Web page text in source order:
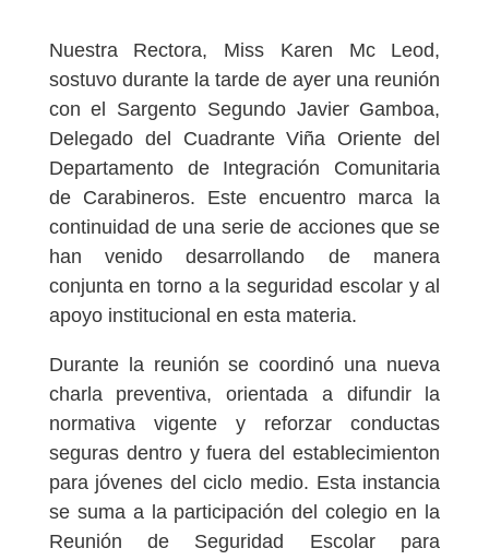
Nuestra Rectora, Miss Karen Mc Leod,
sostuvo durante la tarde de ayer una reunión
con el Sargento Segundo Javier Gamboa,
Delegado del Cuadrante Viña Oriente del
Departamento de Integración Comunitaria
de Carabineros. Este encuentro marca la
continuidad de una serie de acciones que se
han venido desarrollando de manera
conjunta en torno a la seguridad escolar y al
apoyo institucional en esta materia.
Durante la reunión se coordinó una nueva
charla preventiva, orientada a difundir la
normativa vigente y reforzar conductas
seguras dentro y fuera del establecimienton
para jóvenes del ciclo medio. Esta instancia
se suma a la participación del colegio en la
Reunión de Seguridad Escolar para